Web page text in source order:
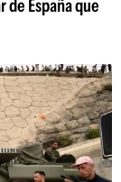
de España que